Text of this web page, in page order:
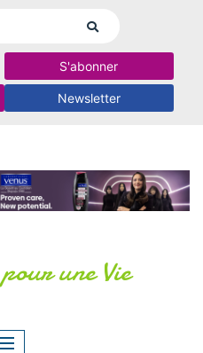
S'abonner
Newsletter
une Vie